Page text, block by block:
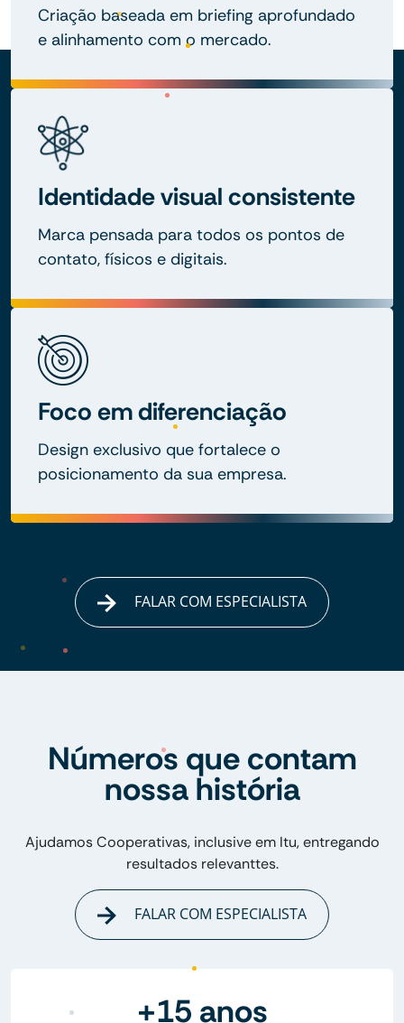
Criação baseada em briefing aprofundado
e alinhamento com o mercado.
Identidade visual consistente
Marca pensada para todos os pontos de
contato, físicos e digitais.
Foco em diferenciação
Design exclusivo que fortalece o
posicionamento da sua empresa.
FALAR COM ESPECIALISTA
Números que contam
nossa história
Ajudamos Cooperativas, inclusive em Itu, entregando
resultados relevanttes.
FALAR COM ESPECIALISTA
+15 anos